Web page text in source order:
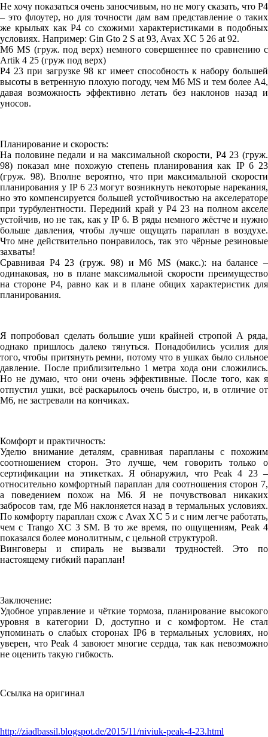
Не хочу показаться очень заносчивым, но не могу сказать, что P4
– это флоутер, но для точности дам вам представление о таких
же крыльях как P4 со схожими характеристиками в подобных
условиях. Например: Gin Gto 2 S at 93, Avax XC 5 26 at 92.
M6 MS (груж. под верх) немного совершеннее по сравнению с
Artik 4 25 (груж под верх)
P4 23 при загрузке 98 кг имеет способность к набору большей
высоты в ветренную плохую погоду, чем M6 MS и тем более A4,
давая возможность эффективно летать без наклонов назад и
уносов.
Планирование и скорость:
На половине педали и на максимальной скорости, P4 23 (груж.
98) показал мне похожую степень планирования как IP 6 23
(груж. 98). Вполне вероятно, что при максимальной скорости
планирования у IP 6 23 могут возникнуть некоторые нарекания,
но это компенсируется большей устойчивостью на акселераторе
при турбулентности. Передний край у P4 23 на полном акселе
устойчив, но не так, как у IP 6. B ряды немного жёстче и нужно
больше давления, чтобы лучше ощущать параплан в воздухе.
Что мне действительно понравилось, так это чёрные резиновые
захваты!
Сравнивая P4 23 (груж. 98) и M6 MS (макс.): на балансе –
одинаковая, но в плане максимальной скорости преимущество
на стороне P4, равно как и в плане общих характеристик для
планирования.
Я попробовал сделать большие уши крайней стропой А ряда,
однако пришлось далеко тянуться. Понадобились усилия для
того, чтобы притянуть ремни, потому что в ушках было сильное
давление. После приблизительно 1 метра хода они сложились.
Но не думаю, что они очень эффективные. После того, как я
отпустил ушки, всё раскарылось очень быстро, и, в отличие от
M6, не застревали на кончиках.
Комфорт и практичность:
Уделю внимание деталям, сравнивая парапланы с похожим
соотношением сторон. Это лучше, чем говорить только о
сертификации на этикетках. Я обнаружил, что Peak 4 23 –
относительно комфортный параплан для соотношения сторон 7,
а поведением похож на M6. Я не почувствовал никаких
забросов там, где M6 наклоняется назад в термальных условиях.
По комфорту параплан схож с Avax XC 5 и с ним легче работать,
чем с Trango XC 3 SM. В то же время, по ощущениям, Peak 4
показался более монолитным, с цельной структурой.
Винговеры и спираль не вызвали трудностей. Это по
настоящему гибкий параплан!
Заключение:
Удобное управление и чёткие тормоза, планирование высокого
уровня в категории D, доступно и с комфортом. Не стал
упоминать о слабых сторонах IP6 в термальных условиях, но
уверен, что Peak 4 завоюет многие сердца, так как невозможно
не оценить такую гибкость.
Ссылка на оригинал
http://ziadbassil.blogspot.de/2015/11/niviuk-peak-4-23.html